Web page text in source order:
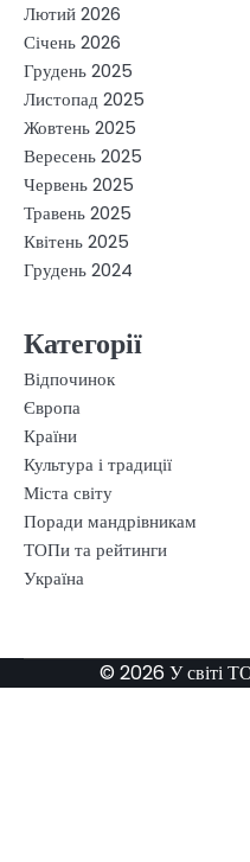
Лютий 2026
Січень 2026
Грудень 2025
Листопад 2025
Жовтень 2025
Вересень 2025
Червень 2025
Травень 2025
Квітень 2025
Грудень 2024
Категорії
Відпочинок
Європа
Країни
Культура і традиції
Міста світу
Поради мандрівникам
ТОПи та рейтинги
Україна
© 2026 У світі